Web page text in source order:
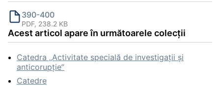
390-400
PDF, 238.2 KB
Acest articol apare în următoarele colecții
Catedra „Activitate specială de investigaţii şi
anticorupție”
Catedre